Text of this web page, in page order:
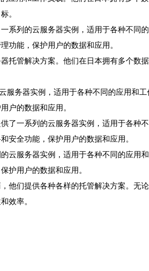
。
系列的云服务器实例，适用于各种不同
功能，保护用户的数据和应用。
托管解决方案。他们在日本拥有多个数
服务器实例，适用于各种不同的应用和
户的数据和应用。
了一系列的云服务器实例，适用于各种
安全功能，保护用户的数据和应用。
云服务器实例，适用于各种不同的应用
护用户的数据和应用。
他们提供各种各样的托管解决方案。无
效率。